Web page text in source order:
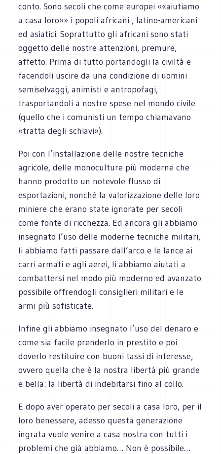
conto. Sono secoli che come europei ««aiutiamo
a casa loro»» i popoli africani , latino-americani
ed asiatici. Soprattutto gli africani sono stati
oggetto delle nostre attenzioni, premure,
affetto. Prima di tutto portandogli la civiltà e
facendoli uscire da una condizione di uomini
semiselvaggi, animisti e antropofagi,
trasportandoli a nostre spese nel mondo civile
(quello che i comunisti un tempo chiamavano
«tratta degli schiavi»).
Poi con l’installazione delle nostre tecniche
agricole, delle monoculture più moderne che
hanno prodotto un notevole flusso di
esportazioni, nonché la valorizzazione delle loro
miniere che erano state ignorate per secoli
come fonte di ricchezza. Ed ancora gli abbiamo
insegnato l’uso delle moderne tecniche militari,
li abbiamo fatti passare dall’arco e le lance ai
carri armati e agli aerei, li abbiamo aiutati a
combattersi nel modo più moderno ed avanzato
possibile offrendogli consiglieri militari e le
armi più sofisticate.
Infine gli abbiamo insegnato l’uso del denaro e
come sia facile prenderlo in prestito e poi
doverlo restituire con buoni tassi di interesse,
ovvero quella che è la nostra libertà più grande
e bella: la libertà di indebitarsi fino al collo.
E dopo aver operato per secoli a casa loro, per il
loro benessere, adesso questa generazione
ingrata vuole venire a casa nostra con tutti i
problemi che già abbiamo… Non è possibile…